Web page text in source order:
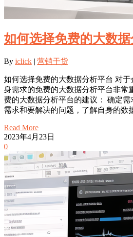
如何选择免费的大数
By iclick | 营销干货
如何选择免费的大数据分析平台 对
身需求的免费的大数据分析平台非常
费的大数据分析平台的建议： 确定
需求和要解决的问题，了解自身的
Read More
2023年4月23日
0